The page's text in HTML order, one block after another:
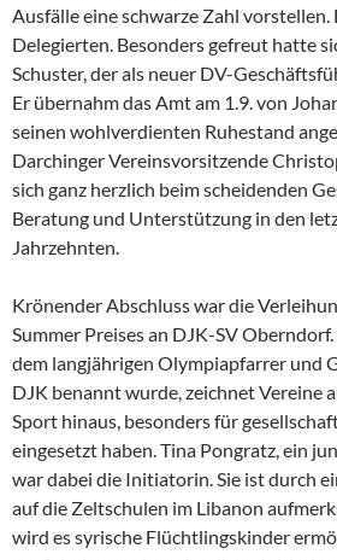
Ausfälle eine schwarze Zahl
Delegierten. Besonders gefreut hatte
Schuster, der als neuer DV-
Er übernahm das Amt am 1.9. von
seinen wohlverdienten Ruhestand
Darchinger Vereinsvorsitzende
sich ganz herzlich beim scheidenden
Beratung und Unterstützung in den
Jahrzehnten.
Krönender Abschluss war die
Summer Preises an DJK-SV
dem langjährigen Olympiapfarrer und
DJK benannt wurde, zeichnet Vereine
Sport hinaus, besonders für
eingesetzt haben. Tina Pongratz, ein
war dabei die Initiatorin. Sie ist durch
auf die Zeltschulen im Libanon
wird es syrische Flüchtlingskinder